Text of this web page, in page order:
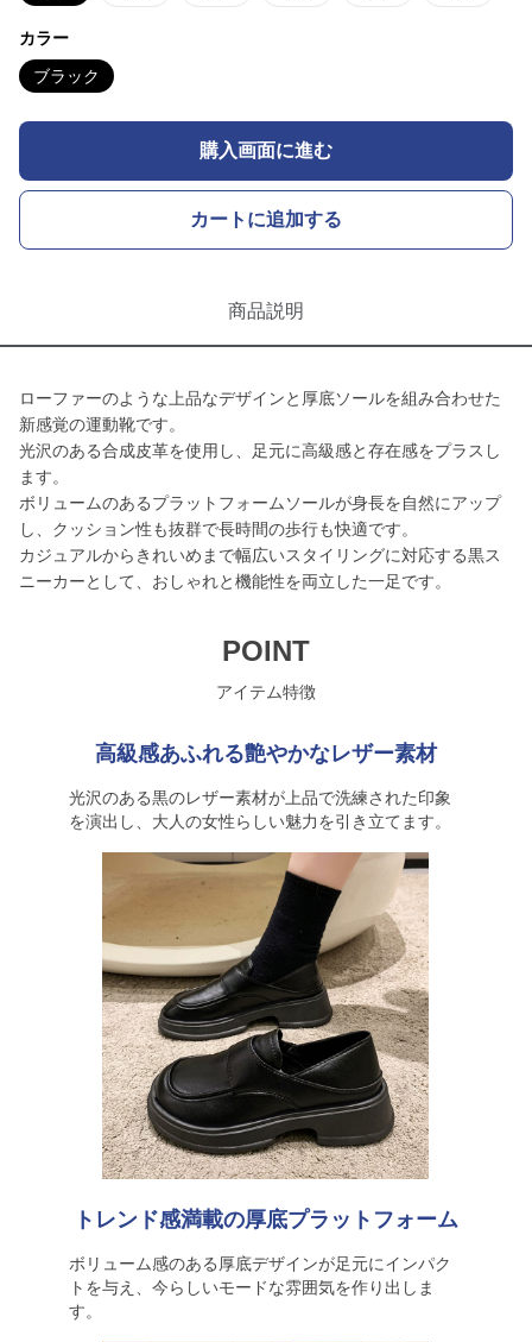
カラー
ブラック
購入画面に進む
カートに追加する
商品説明
ローファーのような上品なデザインと厚底ソールを組み合わせた
新感覚の運動靴です。
光沢のある合成皮革を使用し、足元に高級感と存在感をプラスし
ます。
ボリュームのあるプラットフォームソールが身長を自然にアップ
し、クッション性も抜群で長時間の歩行も快適です。
カジュアルからきれいめまで幅広いスタイリングに対応する黒ス
ニーカーとして、おしゃれと機能性を両立した一足です。
POINT
アイテム特徴
高級感あふれる艶やかなレザー素材
光沢のある黒のレザー素材が上品で洗練された印象
を演出し、大人の女性らしい魅力を引き立てます。
トレンド感満載の厚底プラットフォーム
ボリューム感のある厚底デザインが足元にインパク
トを与え、今らしいモードな雰囲気を作り出しま
す。